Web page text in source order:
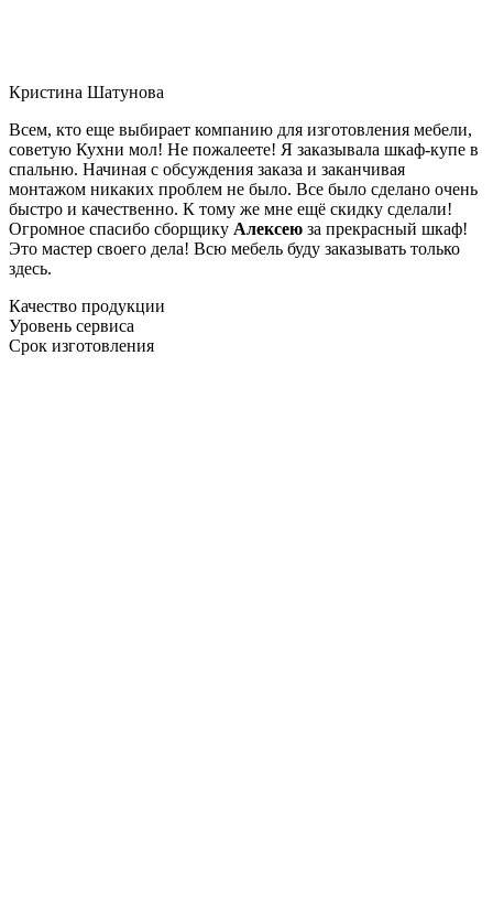
Кристина Шатунова
Всем, кто еще выбирает компанию для изготовления мебели,
советую Кухни мол! Не пожалеете! Я заказывала шкаф-купе в
спальню. Начиная с обсуждения заказа и заканчивая
монтажом никаких проблем не было. Все было сделано очень
быстро и качественно. К тому же мне ещё скидку сделали!
Огромное спасибо сборщику Алексею за прекрасный шкаф!
Это мастер своего дела! Всю мебель буду заказывать только
здесь.
Качество продукции
Уровень сервиса
Срок изготовления